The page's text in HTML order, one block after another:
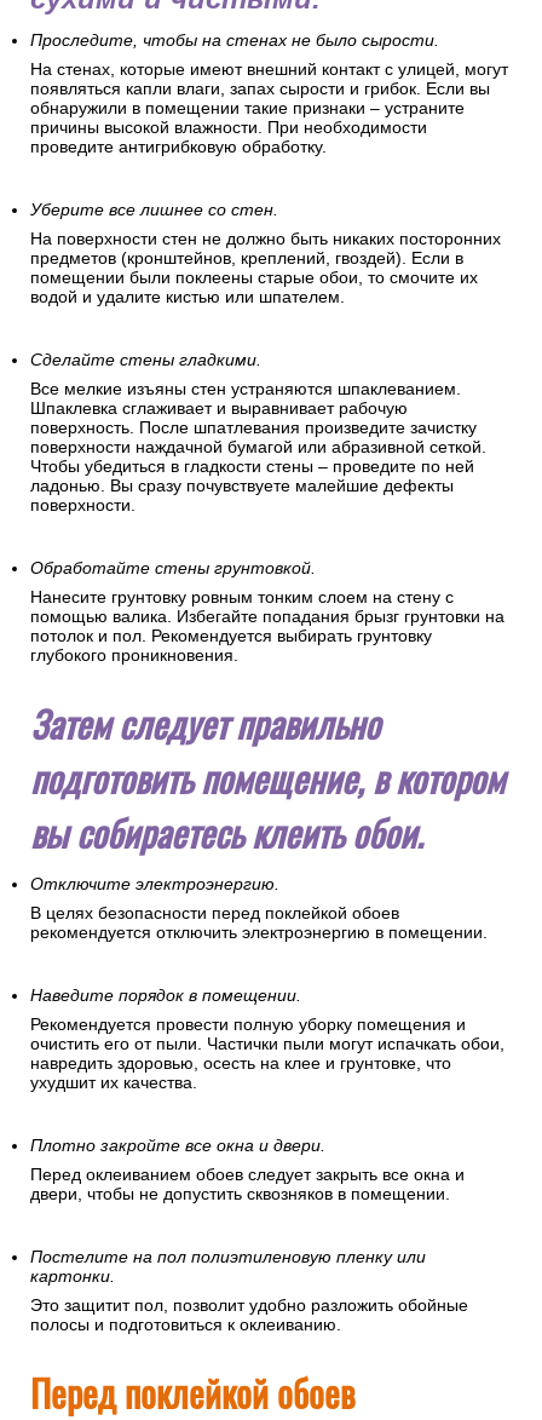
Проследите, чтобы на стенах не было сырости.
На стенах, которые имеют внешний контакт с улицей, могут
появляться капли влаги, запах сырости и грибок. Если вы
обнаружили в помещении такие признаки – устраните
причины высокой влажности. При необходимости
проведите антигрибковую обработку.
Уберите все лишнее со стен.
На поверхности стен не должно быть никаких посторонних
предметов (кронштейнов, креплений, гвоздей). Если в
помещении были поклеены старые обои, то смочите их
водой и удалите кистью или шпателем.
Сделайте стены гладкими.
Все мелкие изъяны стен устраняются шпаклеванием.
Шпаклевка сглаживает и выравнивает рабочую
поверхность. После шпатлевания произведите зачистку
поверхности наждачной бумагой или абразивной сеткой.
Чтобы убедиться в гладкости стены – проведите по ней
ладонью. Вы сразу почувствуете малейшие дефекты
поверхности.
Обработайте стены грунтовкой.
Нанесите грунтовку ровным тонким слоем на стену с
помощью валика. Избегайте попадания брызг грунтовки на
потолок и пол. Рекомендуется выбирать грунтовку
глубокого проникновения.
Затем следует правильно
подготовить помещение, в котором
вы собираетесь клеить обои.
Отключите электроэнергию.
В целях безопасности перед поклейкой обоев
рекомендуется отключить электроэнергию в помещении.
Наведите порядок в помещении.
Рекомендуется провести полную уборку помещения и
очистить его от пыли. Частички пыли могут испачкать обои,
навредить здоровью, осесть на клее и грунтовке, что
ухудшит их качества.
Плотно закройте все окна и двери.
Перед оклеиванием обоев следует закрыть все окна и
двери, чтобы не допустить сквозняков в помещении.
Постелите на пол полиэтиленовую пленку или
картонки.
Это защитит пол, позволит удобно разложить обойные
полосы и подготовиться к оклеиванию.
Перед поклейкой обоев